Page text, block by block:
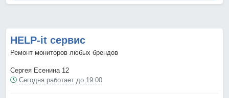
HELP-it сервис
Ремонт мониторов любых брендов
Сергея Есенина 12
Сегодня работает до 19:00